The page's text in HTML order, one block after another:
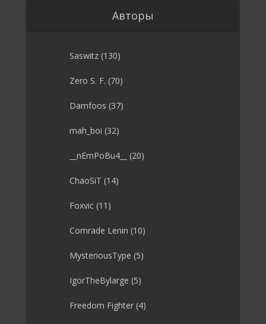
Авторы
Saswitz (130)
Zero S. F. (70)
Damfoos (37)
mah_boi (32)
__nEmPoBu4__ (20)
ChaoSiT (14)
Foxvic (11)
Comrade Lenin (10)
MysteriousType (5)
IgorTheBylarge (5)
Freedom Fighter (4)